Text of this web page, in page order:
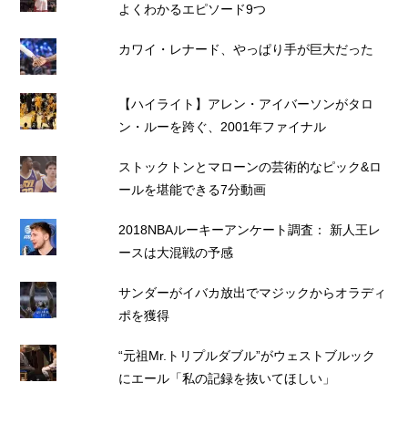
よくわかるエピソード9つ
カワイ・レナード、やっぱり手が巨大だった
【ハイライト】アレン・アイバーソンがタロ
ン・ルーを跨ぐ、2001年ファイナル
ストックトンとマローンの芸術的なピック&ロ
ールを堪能できる7分動画
2018NBAルーキーアンケート調査： 新人王レ
ースは大混戦の予感
サンダーがイバカ放出でマジックからオラディ
ポを獲得
“元祖Mr.トリプルダブル”がウェストブルック
にエール「私の記録を抜いてほしい」